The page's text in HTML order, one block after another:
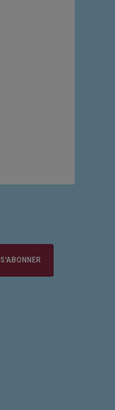
S'ABONNER